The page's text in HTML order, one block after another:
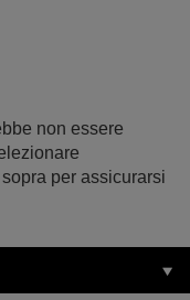
non essere
per assicurarsi